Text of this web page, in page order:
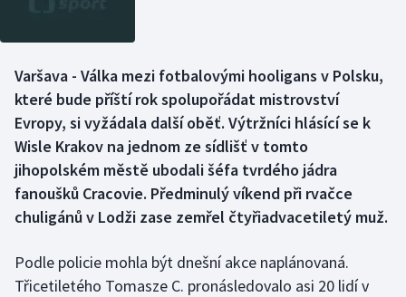
Boby a skeleton
Curling
Dostihy
Futsal
AZ kvíz
Varšava - Válka mezi fotbalovými hooligans v Polsku,
které bude příští rok spolupořádat mistrovství
Evropy, si vyžádala další oběť. Výtržníci hlásící se k
Wisle Krakov na jednom ze sídlišť v tomto
jihopolském městě ubodali šéfa tvrdého jádra
fanoušků Cracovie. Předminulý víkend při rvačce
chuligánů v Lodži zase zemřel čtyřiadvacetiletý muž.
Podle policie mohla být dnešní akce naplánovaná.
Třicetiletého Tomasze C. pronásledovalo asi 20 lidí v